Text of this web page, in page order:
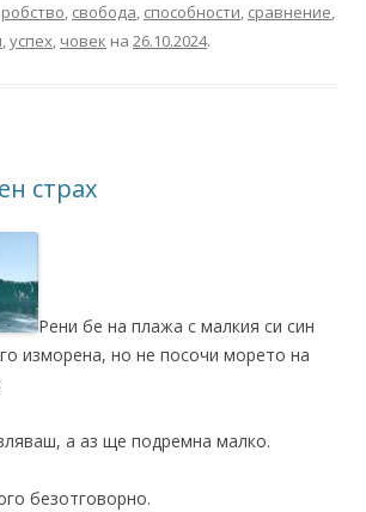
робство, свобода, способности, сравнение,
,успех, човек на 26.10.2024.
страх
Рени бе на плажа с малкия си син
изморена, но не посочи морето на
а аз ще подремна малко.
безотговорно.